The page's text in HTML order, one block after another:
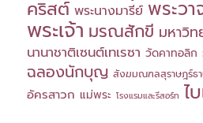
คริสต์ พระนางมารีย์ พระวา
พระเจ้า มรณสักขี มหาวิท
นานาชาติเซนต์เทเรซา วัดคาทอลิก
ฉลองนักบุญ สังฆมณฑลสุราษฎร์ธ
อัครสาวก แม่พระ โรงแรมและรีสอร์ท ไ